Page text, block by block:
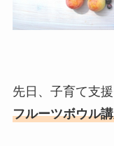
先日、子育て支
フルーツボウル